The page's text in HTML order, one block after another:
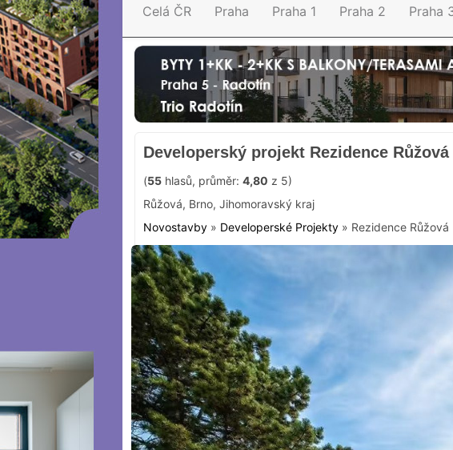
Celá ČR Praha Praha 1 Praha 2 Praha
Developerský projekt Rezidence Růžová
(55 hlasů, průměr: 4,80 z 5)
Růžová, Brno, Jihomoravský kraj
Novostavby » Developerské Projekty » Rezidence Růžová